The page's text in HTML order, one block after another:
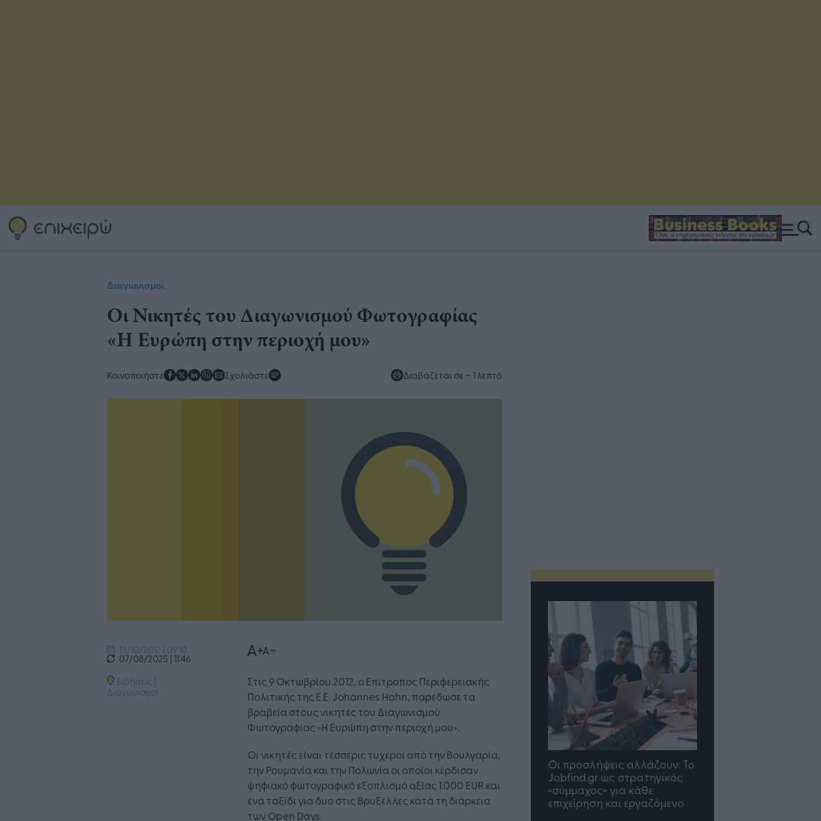
Διαγωνισμοί
Οι Νικητές του Διαγωνισμού Φωτογραφίας
«Η Ευρώπη στην περιοχή μου»
Κοινοποιήστε Σχολιάστε Διαβάζεται σε ~ 1 λεπτό
13/10/2012 | 09:10
07/08/2025 | 11:46
Ειδήσεις |
Διαγωνισμοί
Στις 9 Οκτωβρίου 2012, ο Επίτροπος Περιφερειακής
Πολιτικής της Ε.Ε. Johannes Hahn, παρέδωσε τα
βραβεία στους νικητές του Διαγωνισμού
Φωτογραφίας «Η Ευρώπη στην περιοχή μου».
Οι νικητές είναι τέσσερις τυχεροί από την Βουλγαρία,
την Ρουμανία και την Πολωνία οι οποίοι κέρδισαν
ψηφιακό φωτογραφικό εξοπλισμό αξίας 1.000 EUR και
ένα ταξίδι για δυο στις Βρυξέλλες κατά τη διάρκεια
των Open Days.
Η Τεχνητή Νοημοσύνη: το νέο
λειτουργικό σύστημα της
επιχείρησης
Οι προσλήψεις αλλάζουν: To
Jobfind.gr ως στρατηγικός
«σύμμαχος» για κάθε
επιχείρηση και εργαζόμενο
TP Greece: Πώς
διαμορφώνεται το μέλλον
του AI